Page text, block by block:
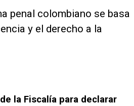
penal colombiano se basa
y el derecho a la
la Fiscalía para declarar